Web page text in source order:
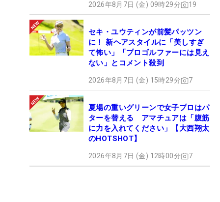
2026年8月7日 (金) 09時29分 19
セキ・ユウティンが前髪パッツン
に！ 新ヘアスタイルに「美しすぎ
て怖い」「プロゴルファーには見え
ない」とコメント殺到
2026年8月7日 (金) 15時29分 7
夏場の重いグリーンで女子プロはパ
ターを替える アマチュアは「腹筋
に力を入れてください」【大西翔太
のHOTSHOT】
2026年8月7日 (金) 12時00分 7